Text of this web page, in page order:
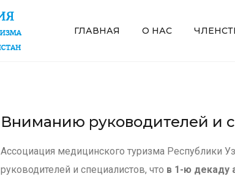
ГЛАВНАЯ О НАС
Вниманию руководителей и
Ассоциация медицинского туризма Республики
руководителей и специалистов, что в 1-ю декаду